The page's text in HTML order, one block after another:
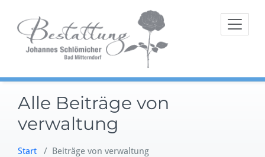
Inhalt
springen
Im Trauerfall
an Ihrer Seite
Alle Beiträge von
verwaltung
Start / Beiträge von verwaltung